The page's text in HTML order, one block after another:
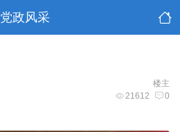
党政风采
楼主
21612 0